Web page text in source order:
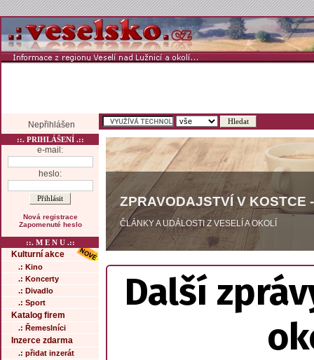
Nepřihlášen
::. PRIHLÁŠENÍ .::
e-mail:
heslo:
Nová registrace
Zapomenuté heslo
::. M E N U .::
Kulturní akce
.: Kino
.: Koncerty
.: Divadlo
.: Sport
Katalog firem
.: Řemeslníci
Inzerce zdarma
.: přidat inzerát
ZPRAVODAJSTVÍ V KOSTCE
ČLÁNKY A UDÁLOSTI Z VESELÍ A OKOLÍ
Další